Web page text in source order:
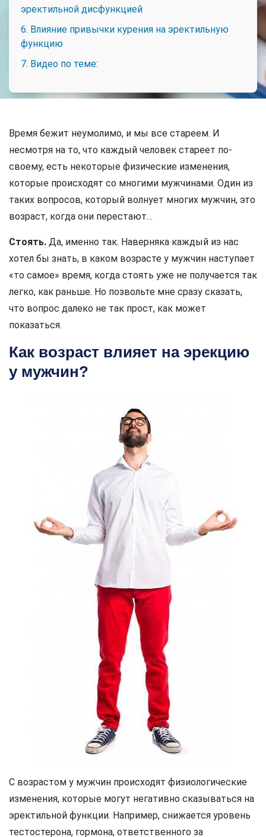
эректильной дисфункцией
6. Влияние привычки курения на эректильную
функцию
7. Видео по теме:
Время бежит неумолимо, и мы все стареем. И
несмотря на то, что каждый человек стареет по-
своему, есть некоторые физические изменения,
которые происходят со многими мужчинами. Один из
таких вопросов, который волнует многих мужчин, это
возраст, когда они перестают…
Стоять. Да, именно так. Наверняка каждый из нас
хотел бы знать, в каком возрасте у мужчин наступает
«то самое» время, когда стоять уже не получается так
легко, как раньше. Но позвольте мне сразу сказать,
что вопрос далеко не так прост, как может
показаться.
Как возраст влияет на эрекцию
у мужчин?
С возрастом у мужчин происходят физиологические
изменения, которые могут негативно сказываться на
эректильной функции. Например, снижается уровень
тестостерона, гормона, ответственного за